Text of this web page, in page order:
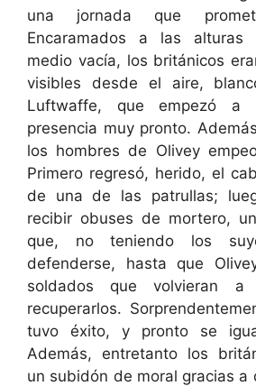
una jornada que
Encaramados a las
medio vacía, los británicos
visibles desde el aire,
Luftwaffe, que empezó a
presencia muy pronto.
los hombres de Olivey
Primero regresó, herido, el
de una de las patrullas;
recibir obuses de mortero,
que, no teniendo los
defenderse, hasta que
soldados que volvieran
recuperarlos.
tuvo éxito, y pronto se
Además, entretanto los
un subidón de moral gracias a